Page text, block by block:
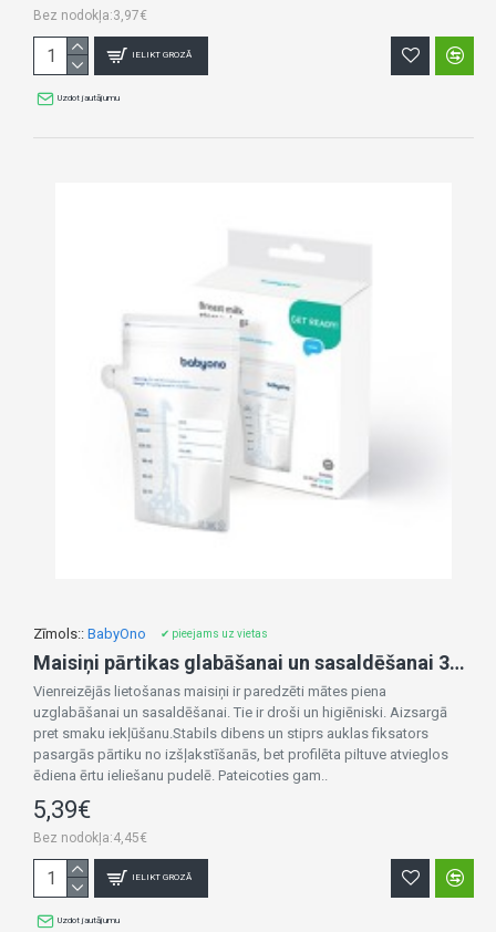
Bez nodokļa:3,97€
IELIKT GROZĀ
Uzdot jautājumu
Zīmols:: BabyOno ✔ pieejams uz vietas
Maisiņi pārtikas glabāšanai un sasaldēšanai 30x180 ml 1084
Vienreizējās lietošanas maisiņi ir paredzēti mātes piena
uzglabāšanai un sasaldēšanai. Tie ir droši un higiēniski. Aizsargā
pret smaku iekļūšanu.Stabils dibens un stiprs auklas fiksators
pasargās pārtiku no izšļakstīšanās, bet profilēta piltuve atvieglos
ēdiena ērtu ieliešanu pudelē. Pateicoties gam..
5,39€
Bez nodokļa:4,45€
IELIKT GROZĀ
Uzdot jautājumu